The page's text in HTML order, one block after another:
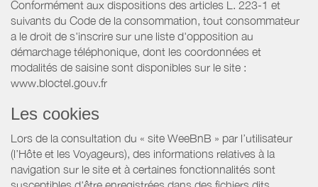
Conformément aux dispositions des articles L. 223-1 et
suivants du Code de la consommation, tout consommateur
a le droit de s'inscrire sur une liste d'opposition au
démarchage téléphonique, dont les coordonnées et
modalités de saisine sont disponibles sur le site :
www.bloctel.gouv.fr
Les cookies
Lors de la consultation du « site WeeBnB » par l’utilisateur
(l’Hôte et les Voyageurs), des informations relatives à la
navigation sur le site et à certaines fonctionnalités sont